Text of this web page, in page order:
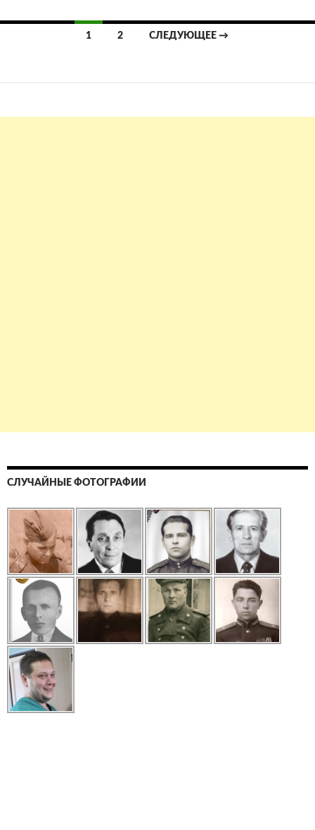
Навигация
записям
1 2 СЛЕДУЮЩЕЕ →
СЛУЧАЙНЫЕ ФОТОГРАФИИ